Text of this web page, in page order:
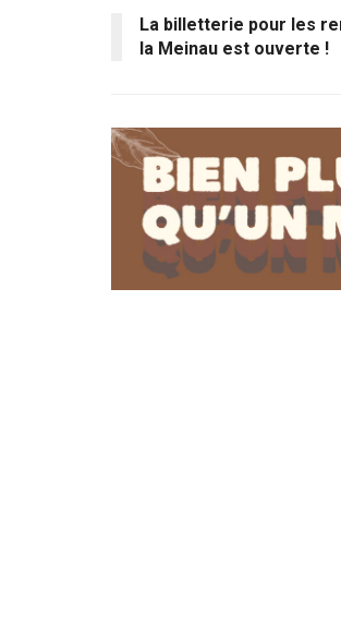
La billetterie pour les
la Meinau est ouverte !